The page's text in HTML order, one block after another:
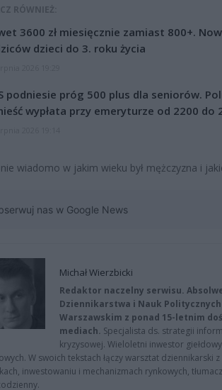
RÓWNIEŻ:
3600 zł miesięcznie zamiast 800+.
dzieci do 3. roku życia
podniesie próg 500 plus dla seniorów.
wypłata przy emeryturze od 2200 do
wiadomo w jakim wieku był mężczyzna i
nas w Google News
Michał Wierzbicki
Redaktor naczelny serwisu.
Dziennikarstwa i Nauk
Warszawskim z ponad 15-letnim
mediach. Specjalista ds. strategii
kryzysowej. Wieloletni inwestor
W swoich tekstach łączy warsztat dziennikarski
inwestowaniu i mechanizmach rynkowych,